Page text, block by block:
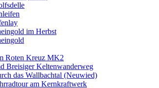
im Herbst
Roten Kreuz MK2
Breisiger Keltenwanderweg
das Wallbachtal (Neuwied)
am Kernkraftwerk